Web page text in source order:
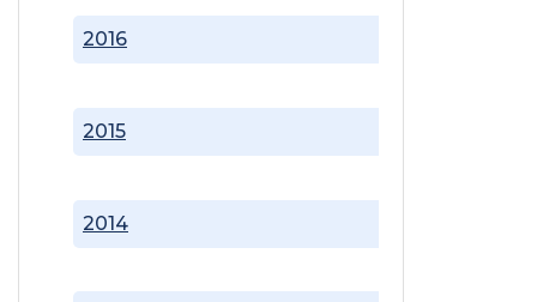
2014
2015
2016